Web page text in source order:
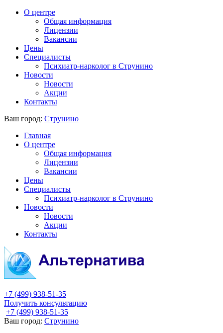
О центре
Общая информация
Лицензии
Вакансии
Цены
Специалисты
Психиатр-нарколог в Струнино
Новости
Новости
Акции
Контакты
Ваш город: Струнино
Главная
О центре
Общая информация
Лицензии
Вакансии
Цены
Специалисты
Психиатр-нарколог в Струнино
Новости
Новости
Акции
Контакты
+7 (499) 938-51-35
Получить консультацию
+7 (499) 938-51-35
Ваш город: Струнино